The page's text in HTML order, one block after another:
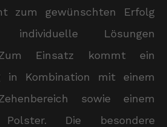
zum gewünschten Erfolg
Lösungen
Zum Einsatz kommt ein
in Kombination mit einem
sowie einem
Die besondere